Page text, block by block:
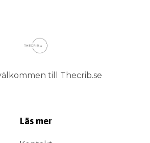
till Thecrib.se
Läs mer